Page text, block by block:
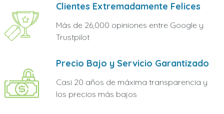
Clientes Extremadamente Felices
Más de 26,000 opiniones entre Google y
Trustpilot
Precio Bajo y Servicio Garantizado
Casi 20 años de máxima transparencia y
los precios más bajos